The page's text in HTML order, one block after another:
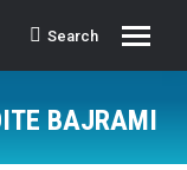
Search:
Search
BAJRAMI